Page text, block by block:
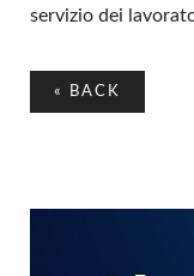
servizio dei
« BACK